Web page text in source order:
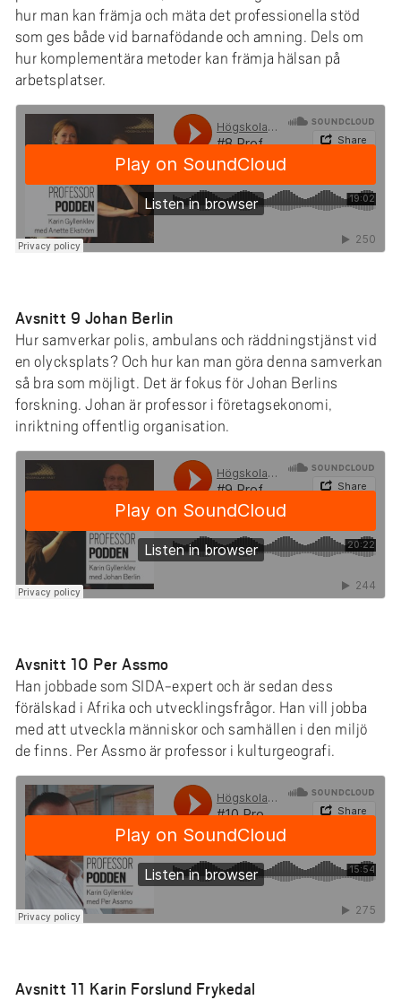
hur man kan främja och mäta det professionella stöd
som ges både vid barnafödande och amning. Dels om
hur komplementära metoder kan främja hälsan på
arbetsplatser.
Avsnitt 9 Johan Berlin
Hur samverkar polis, ambulans och räddningstjänst vid
en olycksplats? Och hur kan man göra denna samverkan
så bra som möjligt. Det är fokus för Johan Berlins
forskning. Johan är professor i företagsekonomi,
inriktning offentlig organisation.
Avsnitt 10 Per Assmo
Han jobbade som SIDA-expert och är sedan dess
förälskad i Afrika och utvecklingsfrågor. Han vill jobba
med att utveckla människor och samhällen i den miljö
de finns. Per Assmo är professor i kulturgeografi.
Avsnitt 11 Karin Forslund Frykedal